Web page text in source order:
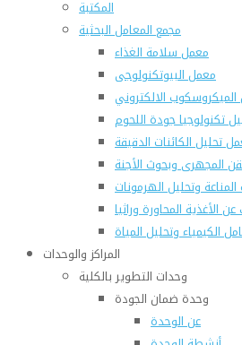
المكتبة
مجمع المعامل البحثية
معمل سلامة الغذاء
معمل البيوتكنولوجى
الالكتروني
تكنولوجيا جودة اللحوم
تحليل الكائنات الدقيقة
المجهرى وبحوث الأجنة
وتحليل الهرمونات
المحاورة وراثيا
الكيمياء وتحليل المياة
المراكز والوحدات
وحدات التطوير بالكلية
وحدة ضمان الجودة
عن الوحدة